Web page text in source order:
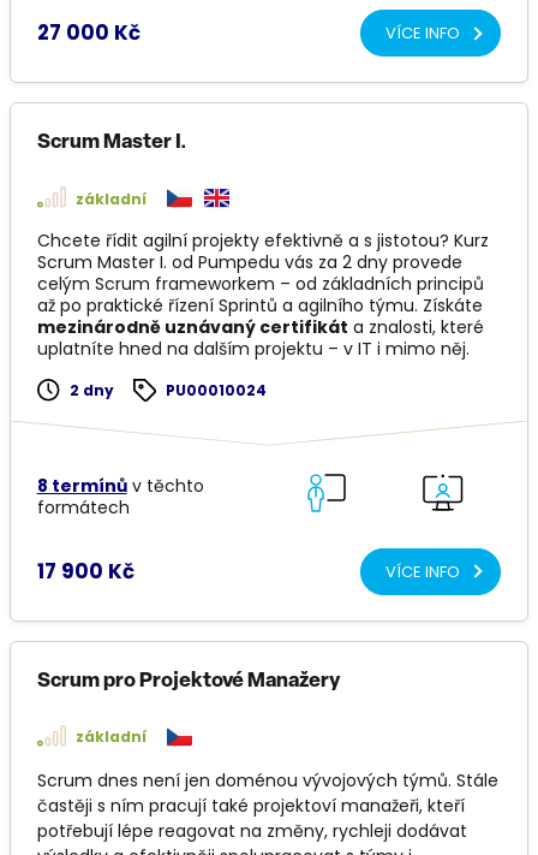
27 000 Kč VÍCE INFO
Scrum Master I.
základní
Chcete řídit agilní projekty efektivně a s jistotou? Kurz
Scrum Master I. od Pumpedu vás za 2 dny provede
celým Scrum frameworkem – od základních principů
až po praktické řízení Sprintů a agilního týmu. Získáte
mezinárodně uznávaný certifikát a znalosti, které
uplatníte hned na dalším projektu – v IT i mimo něj.
2 dny PU00010024
8 termínův těchto
formátech
17 900 Kč VÍCE INFO
Scrum pro Projektové Manažery
základní
Scrum dnes není jen doménou vývojových týmů. Stále
častěji s ním pracují také projektoví manažeři, kteří
potřebují lépe reagovat na změny, rychleji dodávat